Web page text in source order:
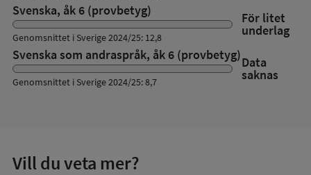
Svenska, åk 6 (provbetyg) För litet
underlag
Genomsnittet i Sverige 2024/25: 12,8
Svenska som andraspråk, åk 6 (provbetyg)Data
saknas
Genomsnittet i Sverige 2024/25: 8,7
Vill du veta mer?